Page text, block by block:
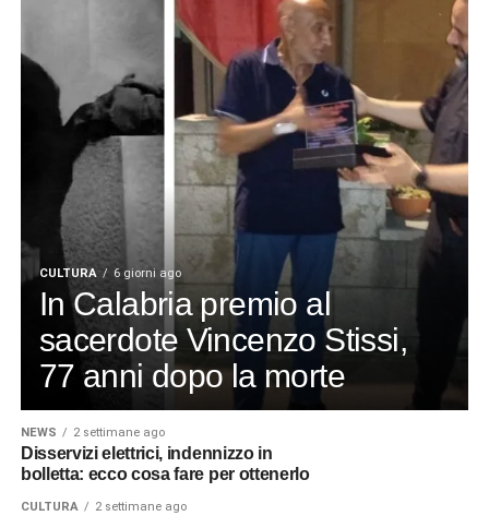
CULTURA 6 giorni ago
In Calabria premio al
sacerdote Vincenzo Stissi,
77 anni dopo la morte
NEWS 2 settimane ago
Disservizi elettrici, indennizzo in
bolletta: ecco cosa fare per ottenerlo
CULTURA 2 settimane ago